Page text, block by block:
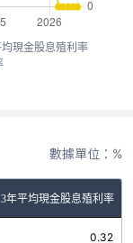
現金股息殖利率
數據單位：%
3年平均現金股息殖利率
0.32